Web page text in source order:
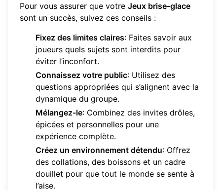
Pour vous assurer que votre Jeux brise-glace
sont un succès, suivez ces conseils :
Fixez des limites claires: Faites savoir aux
joueurs quels sujets sont interdits pour
éviter l’inconfort.
Connaissez votre public: Utilisez des
questions appropriées qui s’alignent avec la
dynamique du groupe.
Mélangez-le: Combinez des invites drôles,
épicées et personnelles pour une
expérience complète.
Créez un environnement détendu: Offrez
des collations, des boissons et un cadre
douillet pour que tout le monde se sente à
l’aise.